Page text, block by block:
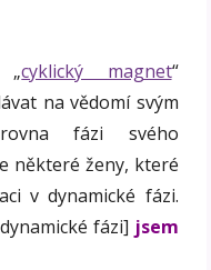
„cyklický magnet“
na vědomí svým
fázi svého
některé ženy, které
v dynamické fázi.
fázi] jsem